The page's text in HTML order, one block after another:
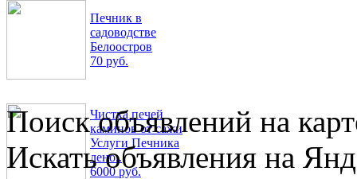
Печник в
садоводстве
Белоостров
70 руб.
Чистка печей
каминов от сажи
Услуги Печника
лено..
6000 руб.
Поиск объявлений на
Искать объявления на